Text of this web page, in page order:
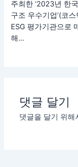
주최한 ‘2023년 한
구조 우수기업’(코
ESG 평가기관으로
해…
댓글 달기
댓글을 달기 위해